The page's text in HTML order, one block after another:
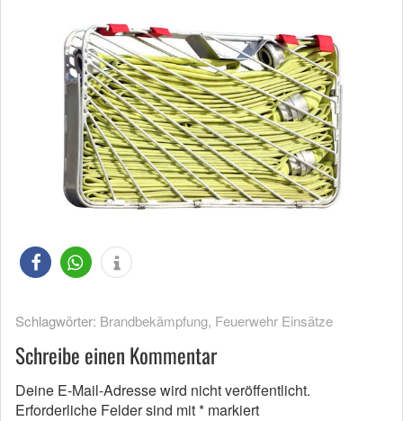
Schlagwörter: Brandbekämpfung, Feuerwehr Einsätze
Schreibe einen Kommentar
Deine E-Mail-Adresse wird nicht veröffentlicht.
Erforderliche Felder sind mit* markiert